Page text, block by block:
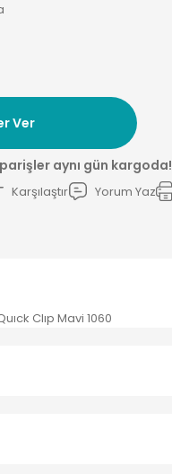
Ver
aynı gün kargoda!
Karşılaştır Yorum Yaz
Clıp Mavi 1060